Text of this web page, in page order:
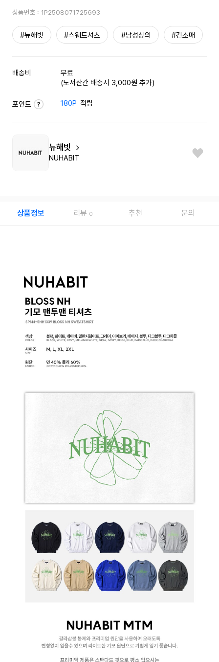
상품번호 : 1P2508071725693
#뉴해빗 #스웨트셔츠 #남성상의 #긴소매
배송비
무료
(도서산간 배송시 3,000원 추가)
포인트 180P 적립
뉴해빗
NUHABIT
상품정보 리뷰 0 추천 문의